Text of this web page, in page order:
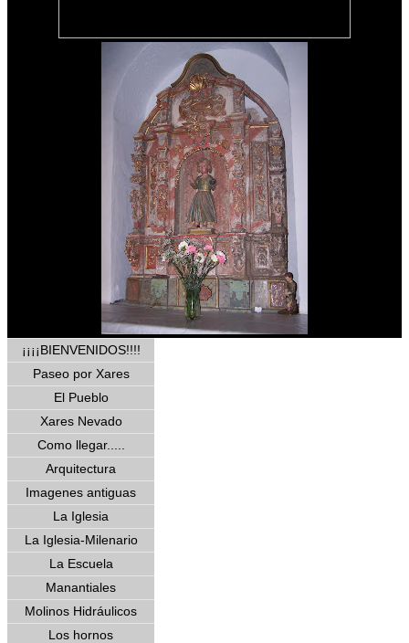
¡¡¡¡BIENVENIDOS!!!!
Paseo por Xares
El Pueblo
Xares Nevado
Como llegar.....
Arquitectura
Imagenes antiguas
La Iglesia
La Iglesia-Milenario
La Escuela
Manantiales
Molinos Hidráulicos
Los hornos